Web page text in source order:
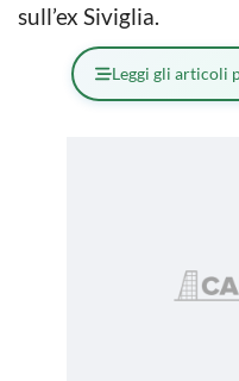
sull’ex Siviglia.
Leggi gli articoli